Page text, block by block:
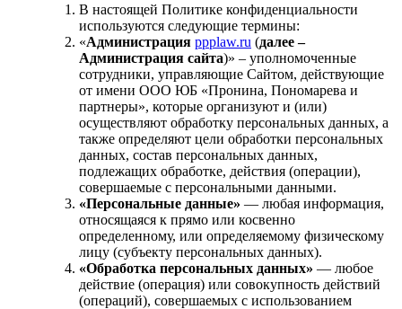
В настоящей Политике конфиденциальности
используются следующие термины:
«Администрация ppplaw.ru (далее –
Администрация сайта)» – уполномоченные
сотрудники, управляющие Сайтом, действующие
от имени ООО ЮБ «Пронина, Пономарева и
партнеры», которые организуют и (или)
осуществляют обработку персональных данных, а
также определяют цели обработки персональных
данных, состав персональных данных,
подлежащих обработке, действия (операции),
совершаемые с персональными данными.
«Персональные данные» — любая информация,
относящаяся к прямо или косвенно
определенному, или определяемому физическому
лицу (субъекту персональных данных).
«Обработка персональных данных» — любое
действие (операция) или совокупность действий
(операций), совершаемых с использованием